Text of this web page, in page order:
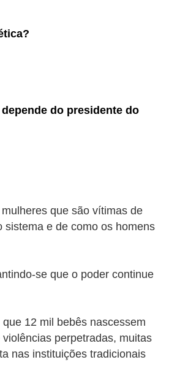
do presidente do
que são vítimas de
e de como os homens
se que o poder continue
12 mil bebês nascessem
perpetradas, muitas
nas instituições tradicionais